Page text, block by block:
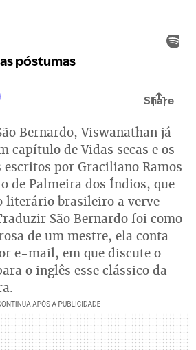
Bernardo, Viswanathan já
capítulo de Vidas secas e os
por Graciliano Ramos
de Palmeira dos Índios, que
literário brasileiro a verve
São Bernardo foi como
de um mestre, ela conta
e-mail, em que discute o
o inglês esse clássico da